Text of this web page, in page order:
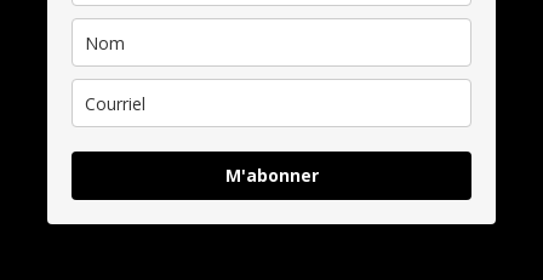
M'abonner